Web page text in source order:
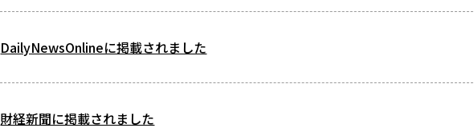
DailyNewsOnlineに掲載されました
財経新聞に掲載されました